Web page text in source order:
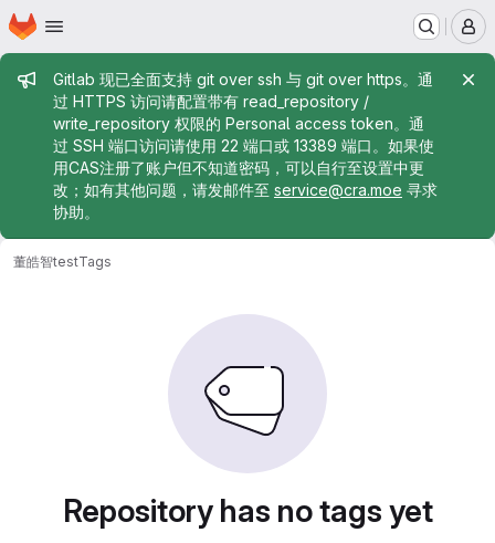
Skip to main content
Homepage
Admin message
Gitlab 现已全面支持 git over ssh 与 git over https。通
过 HTTPS 访问请配置带有 read_repository /
write_repository 权限的 Personal access token。通
过 SSH 端口访问请使用 22 端口或 13389 端口。如果使
用CAS注册了账户但不知道密码，可以自行至设置中更
改；如有其他问题，请发邮件至 service@cra.moe 寻求
协助。
董皓智testTags
Repository has no tags yet